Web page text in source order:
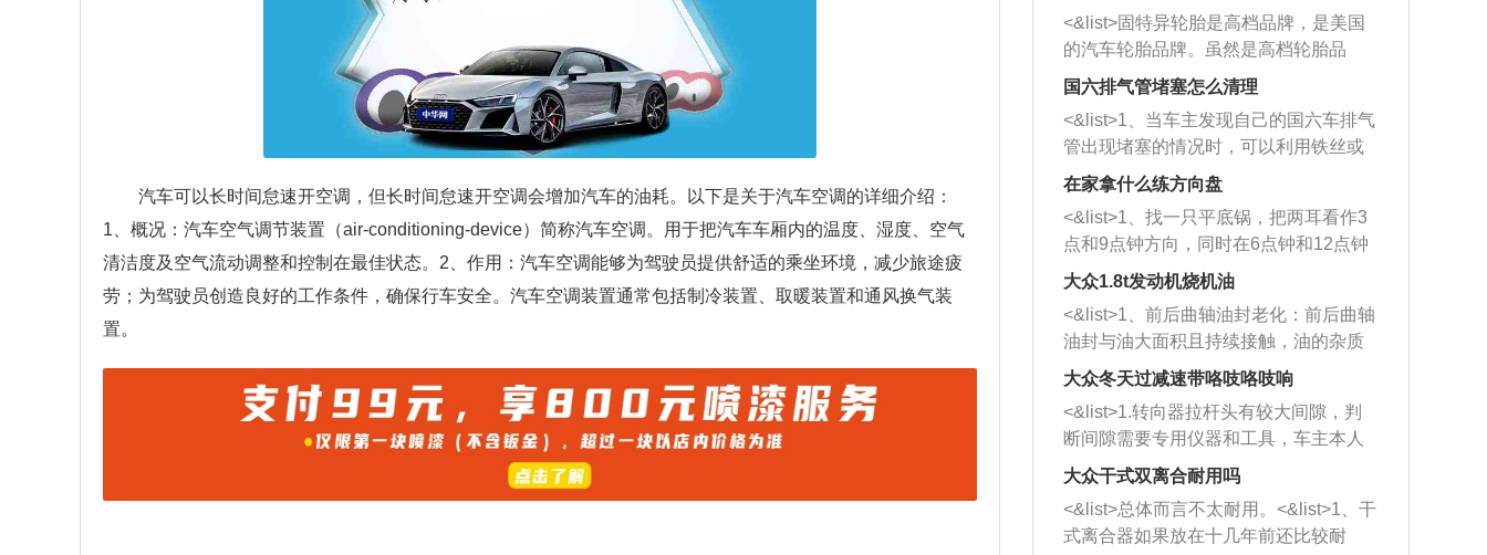
汽车可以长时间怠速开空调，但长时间怠速开空调会增加汽车的油耗。以下是关于汽车空调的详细介绍：
1、概况：汽车空气调节装置（air-conditioning-device）简称汽车空调。用于把汽车车厢内的温度、湿度、空气
清洁度及空气流动调整和控制在最佳状态。2、作用：汽车空调能够为驾驶员提供舒适的乘坐环境，减少旅途疲
劳；为驾驶员创造良好的工作条件，确保行车安全。汽车空调装置通常包括制冷装置、取暖装置和通风换气装
置。
<&list>固特异轮胎是高档品牌，是美国
的汽车轮胎品牌。虽然是高档轮胎品
牌，但是中高低端的轮胎都有生产，这
也是为了更好的开拓市场。
国六排气管堵塞怎么清理
<&list>1、当车主发现自己的国六车排气
管出现堵塞的情况时，可以利用铁丝或
者是细棍，直接将杂物给取出来，如果
堵塞情况比较严重，也可以采取应急措
施。 <&list>2、直接利用木棍将所有的
杂物推到排气管里面的位置处，然后将
三元催化器拆解开，就可以将堵塞的东
西取出来。但如果是因为积碳过多引起
的堵塞，就需要将三元催化器泡在草酸
洗剂对堵塞的情况得到解决，将清洗剂
放在燃油箱中，与燃油混合后，车辆启
动时，就可以和汽油一起进入到燃烧
室，最后形成废气排出，就可以让三元
催化器得到清洗，排气管堵塞的情况就
能够得到解决。
在家拿什么练方向盘
<&list>1、找一只平底锅，把两耳看作3
点和9点钟方向，同时在6点钟和12点钟
方向做一个标记。 <&list>2、双手握住
一圈半的练习，往右同样也要打相同的
圈数。 <&list>3、最后强调要反复练
习，这样就可以形成肌肉记忆，在真实
驾驶车辆时，不需要记忆也能打好方
向。
大众1.8t发动机烧机油
<&list>1、前后曲轴油封老化：前后曲轴
油封与油大面积且持续接触，油的杂质
和发动机内持续温度变化使其密封效果
逐渐减弱，导致渗油或漏油。<&list>2、
活塞间隙过大：积碳会使活塞环与缸体
的间隙扩大，导致机油流入燃烧室中，
造成烧机油。<&list>3、机油粘度。使用
机油粘度过小的话，同样会有烧机油现
象，机油粘度过小具有很好的流动性，
大众冬天过减速带咯吱咯吱响
<&list>1.转向器拉杆头有较大间隙，判
断间隙需要专用仪器和工具，车主本人
无法制作，需要将车辆送到修理厂或4s
店；<&list>2.车辆半轴套管防尘罩破
裂，破裂后会出现漏油现象，使半轴磨
损严重，磨损的半轴容易损坏，产生异
大众干式双离合耐用吗
<&list>总体而言不太耐用。<&list>1、干
式离合器如果放在十几年前还比较耐